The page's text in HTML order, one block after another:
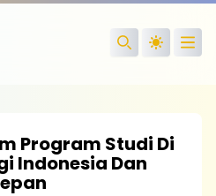
Search
Program Studi Di
Indonesia Dan